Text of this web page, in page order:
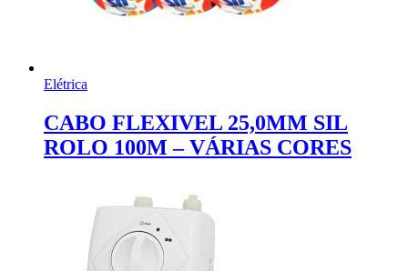
Elétrica
CABO FLEXIVEL 25,0MM SIL
ROLO 100M – VÁRIAS CORES